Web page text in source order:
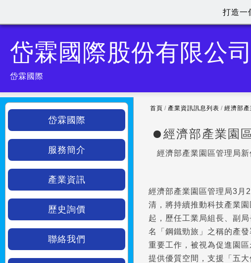
岱霖國際股份有限公司
岱霖國際
首頁 / 產業資訊訊息列表 / 經濟部
經濟部產業園
經濟部產業園區管理局
經濟部產業園區管理局3月
清，將持續推動科技產業
起，歷任工業局組長、副
名「鋼鐵勁旅」之稱的產
重要工作，被視為促進園
提供優質空間，支援「五
岱霖國際
服務簡介
產業資訊
歷史詢價
聯絡我們
打造一